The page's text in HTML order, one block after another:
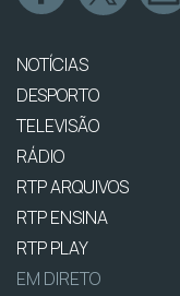
NOTÍCIAS
DESPORTO
TELEVISÃO
RÁDIO
RTP ARQUIVOS
RTP ENSINA
RTP PLAY
EM DIRETO